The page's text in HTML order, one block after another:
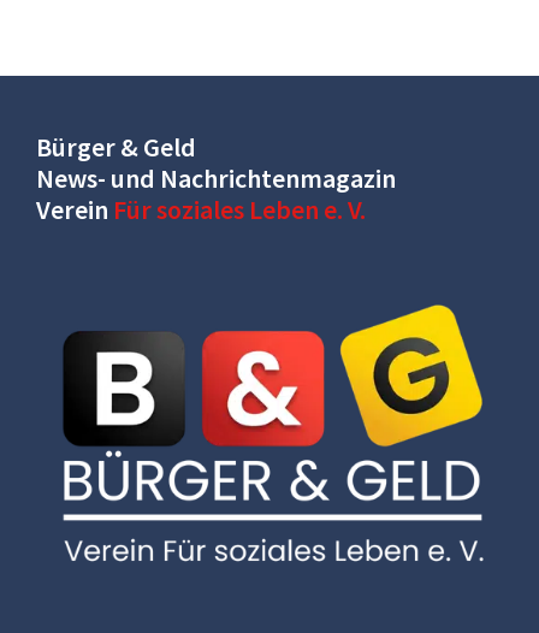
Bürger & Geld
News- und Nachrichtenmagazin
Verein Für soziales Leben e. V.